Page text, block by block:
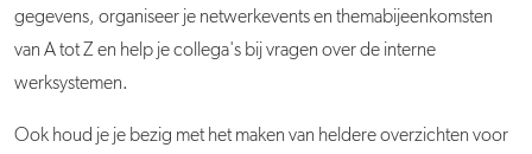
gegevens, organiseer je netwerkevents en themabijeenkomsten
van A tot Z en help je collega's bij vragen over de interne
werksystemen.
Ook houd je je bezig met het maken van heldere overzichten voor